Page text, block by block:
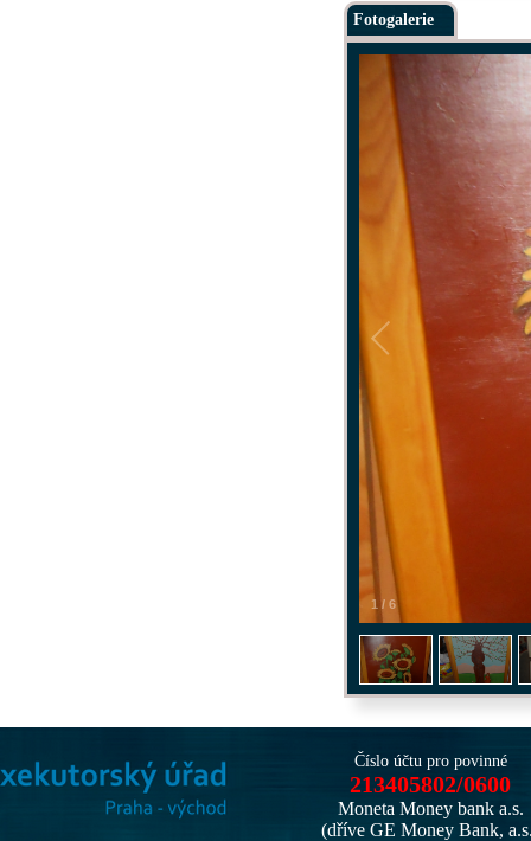
Fotogalerie
1 / 6
Číslo účtu pro povinné
213405802/0600
Moneta Money bank a.s.
(dříve GE Money Bank,